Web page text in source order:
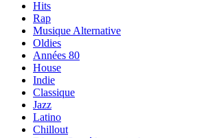
Hits
Rap
Musique Alternative
Oldies
Années 80
House
Indie
Classique
Jazz
Latino
Chillout